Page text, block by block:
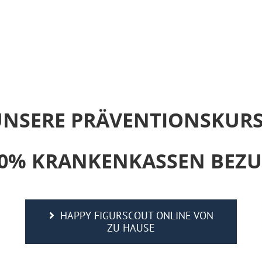
KRANKENKASSEN
HAPPY FIGURSCOUT ONLINE VON
ZU HAUSE